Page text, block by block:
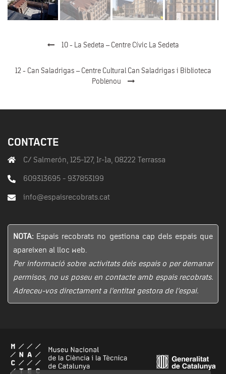
10 - La Sedeta – Centre Cívic La Sedeta
12 - Can Saladrigas – Centre Cultural Can Saladrigas i Biblioteca
Poblenou
CONTACTE
C/ Salmerón, 125-127, 1r-1a, 08222 Terrassa
609313695 - 937853199
info@espaisrecobrats.cat
NOTA: Espais recobrats no gestiona cap dels espais que
apareixen al lloc web.
Per informació sobre activitats dels espais o per demanar
permisos, no us poseu en contacte amb espais recobrats.
Adreceu-vos directament a l’entitat gestora de l’espai.